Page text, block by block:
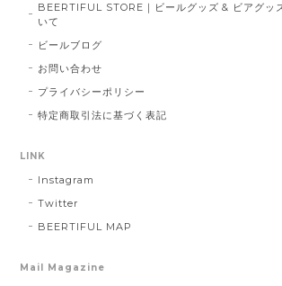
BEERTIFUL STORE｜ビールグッズ & ビアグッ
いて
ビールブログ
お問い合わせ
プライバシーポリシー
特定商取引法に基づく表記
LINK
Instagram
Twitter
BEERTIFUL MAP
Mail Magazine